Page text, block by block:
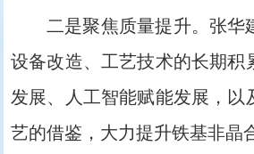
二是聚焦质量提升。张华
设备改造、工艺技术的长期积
发展、人工智能赋能发展，以
艺的借鉴，大力提升铁基非晶